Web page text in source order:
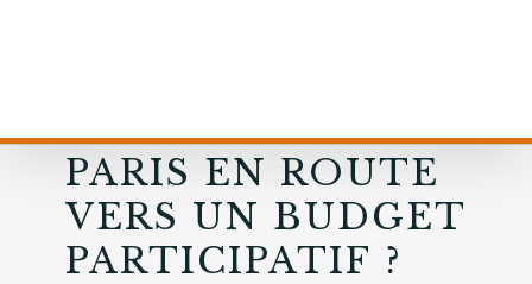
PARIS EN ROUTE
VERS UN BUDGET
PARTICIPATIF ?